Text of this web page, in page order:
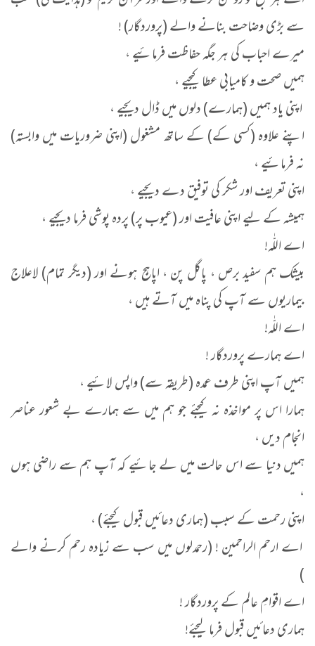
سے بڑی وضاحت بنانے والے (پروردگار) !
میرے احباب کی ہر جگہ حفاظت فرمائیے ،
ہمیں صحت و کامیابی عطا کیجیے ،
اپنی یاد ہمیں (ہمارے) دلوں میں ڈال دیجیے ،
اپنے علاوہ (کسی کے) کے ساتھ مشغول (اپنی ضروریات میں وابستہ)
نہ فرمائیے ،
اپنی تعریف اور شکر کی توفیق دے دیجیے ،
ہمیشہ کے لیے اپنی عافیت اور (عیوب پر) پردہ پوشی فرما دیجیے ،
اے اللّٰہ!
بیشک ہم سفید برص ، پاگل پن ، اپاہج ہونے اور (دیگر تمام) لاعلاج
بیماریوں سے آپ کی پناہ میں آتے ہیں ،
اے اللّٰہ!
اے ہمارے پروردگار !
ہمیں آپ اپنی طرف عمدہ (طریقہ سے) واپس لائیے ،
ہمارا اس پر مواخذہ نہ کیجئے جو ہم میں سے ہمارے بے شعور عناصر
انجام دیں ،
ہمیں دنیا سے اس حالت میں لے جائیے کہ آپ ہم سے راضی ہوں
،
اپنی رحمت کے سبب (ہماری دعائیں قبول کیجئے) ،
اے ارحم الراحمین ! (رحمدلوں میں سب سے زیادہ رحم کرنے والے
)
اے اقوامِ عالم کے پروردگار !
ہماری دعائیں قبول فرما لیجئے!